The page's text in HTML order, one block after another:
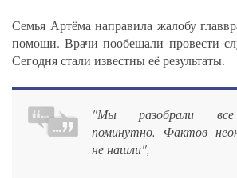
Семья Артёма направила жалобу
помощи. Врачи пообещали провести
Сегодня стали известны её результаты.
"Мы разобрали все
поминутно. Фактов
не нашли",